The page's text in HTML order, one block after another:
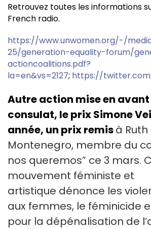
Retrouvez toutes les informations
French radio.
https://www.unwomen.org/-/
25/generation-equality-forum/
actioncoalitions.pdf?
la=en&vs=2127; https://
Autre action mise en
consulat, le prix Simone
année, un prix remisà
Montenegro, membre du
nos queremos” ce 3 mars.
mouvement féministe et
artistique dénonce les
aux femmes, le féminicide
pour la dépénalisation de